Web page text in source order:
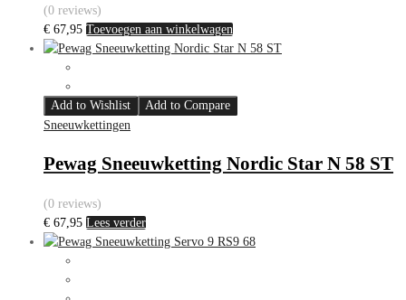
(0 reviews)
€ 67,95 Toevoegen aan winkelwagen
Add to Wishlist
Add to Compare
Sneeuwkettingen
Pewag Sneeuwketting Nordic Star N 58 ST
(0 reviews)
€ 67,95 Lees verder